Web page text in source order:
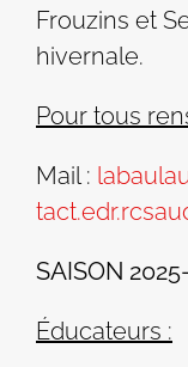
Frouzins et
hivernale.
Pour tous
Mail :
SAISON
Éducateurs :